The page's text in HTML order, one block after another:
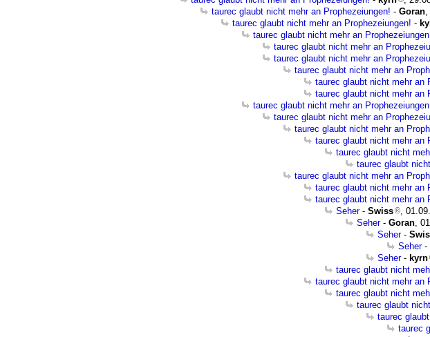
taurec glaubt nicht mehr an Prophezeiungen! - Goran,
taurec glaubt nicht mehr an Prophezeiungen! -
taurec glaubt nicht mehr an
taurec glaubt nicht mehr an
taurec glaubt nicht mehr an
taurec glaubt nicht mehr an
taurec glaubt nicht mehr an
taurec glaubt nicht mehr an
taurec glaubt nicht mehr an
taurec glaubt nicht mehr an
taurec glaubt nicht mehr an
taurec glaubt nicht mehr an
taurec glaubt nicht
taurec glaubt
taurec glaubt nicht mehr an
taurec glaubt nicht mehr an
taurec glaubt nicht mehr an
Seher- Swiss
,
Seher- Goran,
Seher-
Seher-
Seher- kyrn
taurec glaubt nicht
taurec glaubt nicht mehr an
taurec glaubt nicht
taurec glaubt
taurec
taurec